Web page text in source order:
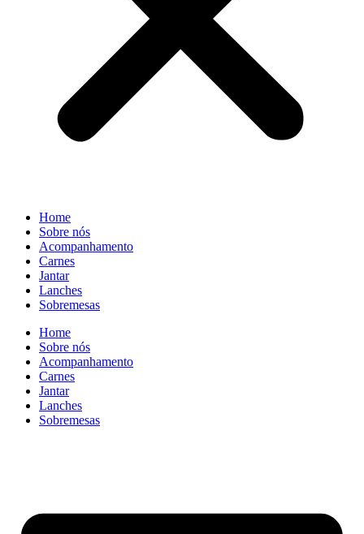
Home
Sobre nós
Acompanhamento
Carnes
Jantar
Lanches
Sobremesas
Home
Sobre nós
Acompanhamento
Carnes
Jantar
Lanches
Sobremesas